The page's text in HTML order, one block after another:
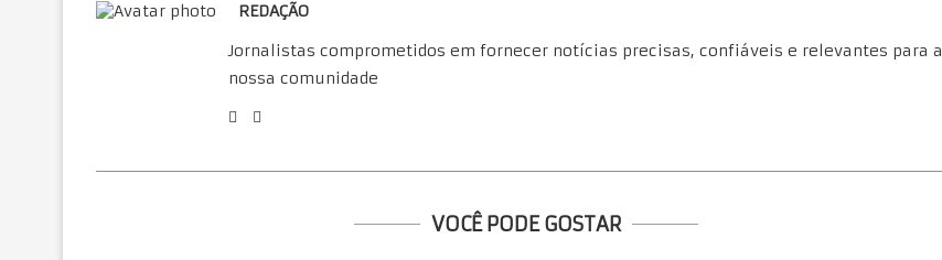
REDAÇÃO
Jornalistas comprometidos em fornecer notícias precisas, confiáveis e relevantes para a
nossa comunidade
VOCÊ PODE GOSTAR